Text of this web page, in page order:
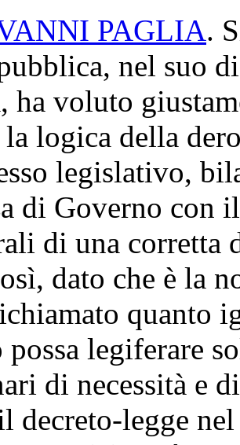
PAGLIA.
nel suo
ha voluto
la logica della
legislativo,
di Governo con
di una corretta
dato che è la
quanto
legiferare
di necessità e
decreto-legge